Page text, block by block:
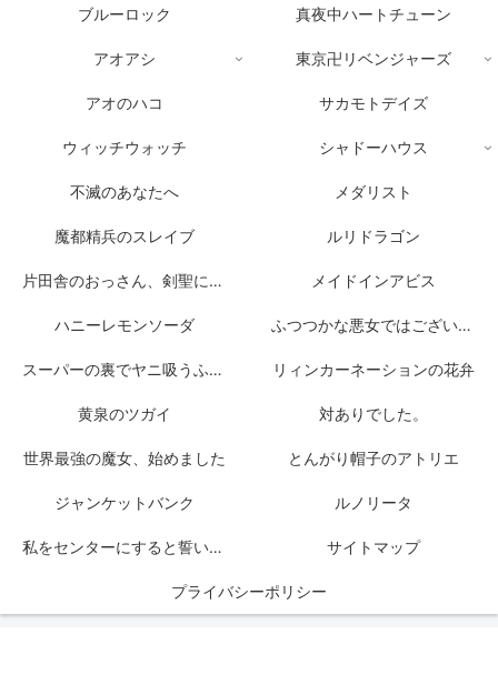
ブルーロック 真夜中ハートチューン
アオアシ 東京卍リベンジャーズ
アオのハコ サカモトデイズ
ウィッチウォッチ シャドーハウス
不滅のあなたへ メダリスト
魔都精兵のスレイブ ルリドラゴン
片田舎のおっさん、剣聖になる メイドインアビス
ハニーレモンソーダ ふつつかな悪女ではございますが
スーパーの裏でヤニ吸うふたり リィンカーネーションの花弁
黄泉のツガイ 対ありでした。
世界最強の魔女、始めました とんがり帽子のアトリエ
ジャンケットバンク ルノリータ
私をセンターにすると誓いますか？ サイトマップ
プライバシーポリシー